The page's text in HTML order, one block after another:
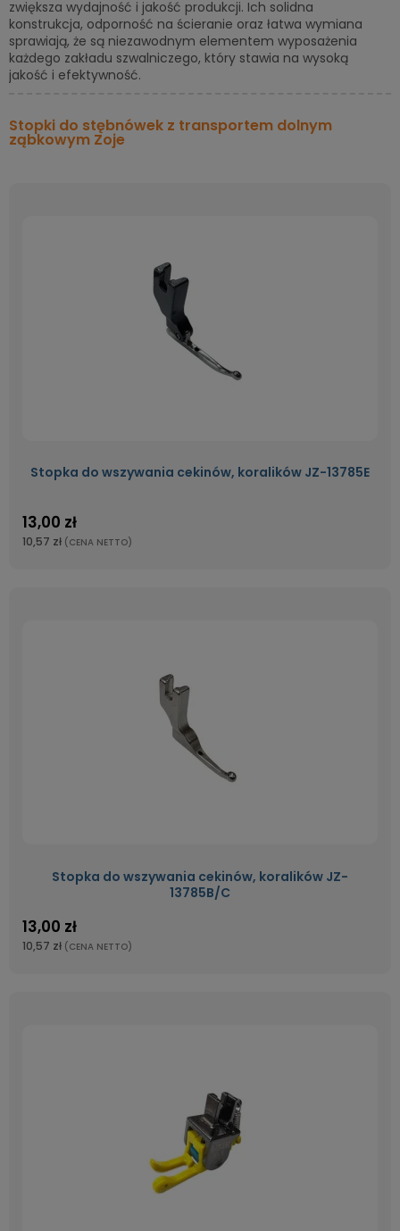
zwiększa wydajność i jakość produkcji. Ich solidna
konstrukcja, odporność na ścieranie oraz łatwa wymiana
sprawiają, że są niezawodnym elementem wyposażenia
każdego zakładu szwalniczego, który stawia na wysoką
jakość i efektywność.
Stopki do stębnówek z transportem dolnym
ząbkowym Zoje
Stopka do wszywania cekinów, koralików JZ-13785E
13,00 zł
10,57 zł (CENA NETTO)
Stopka do wszywania cekinów, koralików JZ-
13785B/C
13,00 zł
10,57 zł (CENA NETTO)